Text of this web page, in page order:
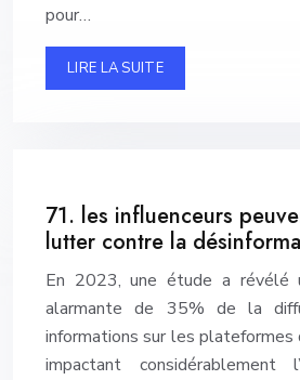
pour…
LIRE LA SUITE
71. les influenceurs
lutter contre la
En 2023, une étude a révélé
alarmante de 35% de la
informations sur les plateformes
impactant considérablement